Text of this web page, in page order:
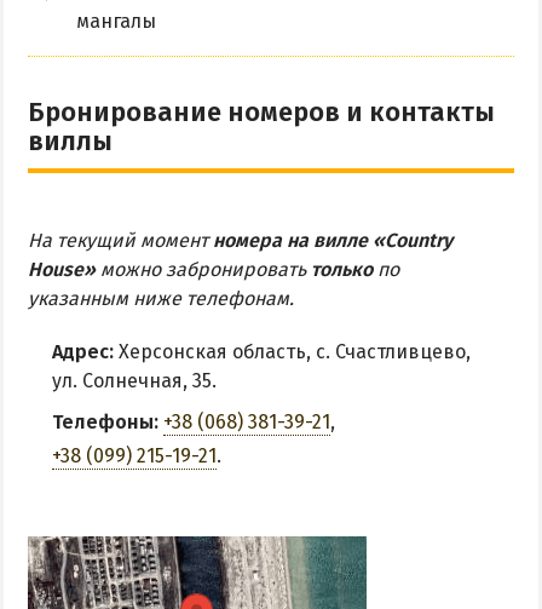
мангалы
Бронирование номеров и контакты
виллы
На текущий моментномера на вилле «Country
House»можно забронировать толькопо
указанным ниже телефонам.
Адрес: Херсонская область, с. Счастливцево,
ул. Солнечная, 35.
Телефоны: +38 (068) 381-39-21,
+38 (099) 215-19-21.